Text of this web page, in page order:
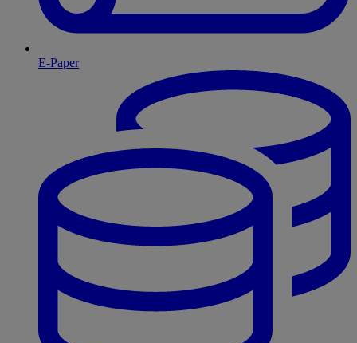
E-Paper